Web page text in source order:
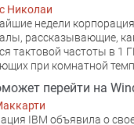
Николаи
недели
рассказывающие,
тактовой частоты в 1
при комнатной
перейти на
IBM объявила о